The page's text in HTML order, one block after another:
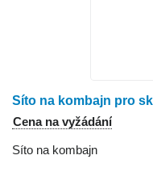
Síto na kombajn pro
Cena na vyžádání
Síto na kombajn